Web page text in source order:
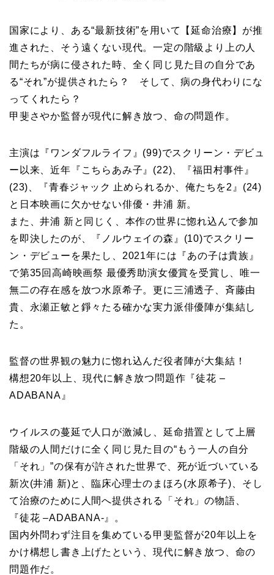
国家により、ある“最新技術”を用いて【延命治療】が推
進された、そう遠くない現代。一定の階級より上の人
間たちが病に侵された時、全く同じ見た目の自分であ
る“それ”が提供されたら？ そして、病の身代わりにな
ってくれたら？
甲斐さやか監督が現代に解き放つ、命の問題作。
主演は『ワンダフルライフ』(99)でスクリーン・デビュ
ー以来、近年『こちらあみ子』(22)、『福田村事件』
(23)、『青春ジャック 止められるか、俺たちを2』(24)
と日本映画に欠かせない俳優・井浦 新。
また、井浦 新と同じく、本作の世界に惚れ込んで参加
を即決したのが、『ノルウェイの森』(10)でスクリー
ン・デビューを果たし、2021年には『あの子は貴族』
で第35回高崎映画祭 最優秀助演女優賞を受賞し、唯一
無二の存在感を放つ水原希子。更に三浦透子、斉藤由
貴、永瀬正敏と錚々たる確かな実力派俳優陣が集結し
た。
監督の世界観の魅力に惚れ込んだ役者陣が大集結！
構想20年以上、現代に解き放つ問題作『徒花 –
ADABANA』
ウイルスの蔓延で人口が激減し、延命措置として上層
階級の人間だけに全く同じ見た目の“もう一人の自分
「それ」”の保有が許された世界で、死が近づいている
新次(井浦 新)と、臨床心理士のまほろ(水原希子)、そし
て治療のために人間へ提供される「それ」の物語、
『徒花 –ADABANA-』。
国内外問わず注目を集めている甲斐監督が20年以上を
かけ構想し書き上げたという、現代に解き放つ、命の
問題作だ。